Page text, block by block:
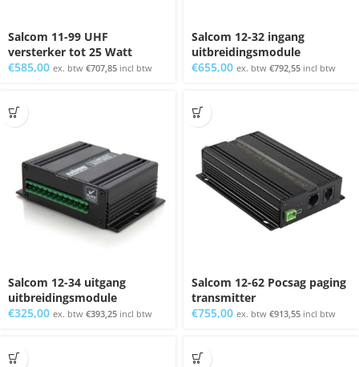
Salcom 11-99 UHF
versterker tot 25 Watt
€585,00 ex. btw €707,85 incl btw
Salcom 12-32 ingang
uitbreidingsmodule
€655,00 ex. btw €792,55 incl btw
Salcom 12-34 uitgang
uitbreidingsmodule
€325,00 ex. btw €393,25 incl btw
Salcom 12-62 Pocsag paging
transmitter
€755,00 ex. btw €913,55 incl btw